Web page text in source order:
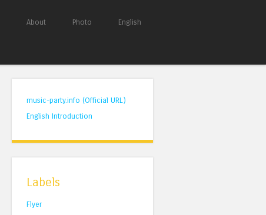
About Photo English
music-party.info (Official URL)
English Introduction
Labels
Flyer